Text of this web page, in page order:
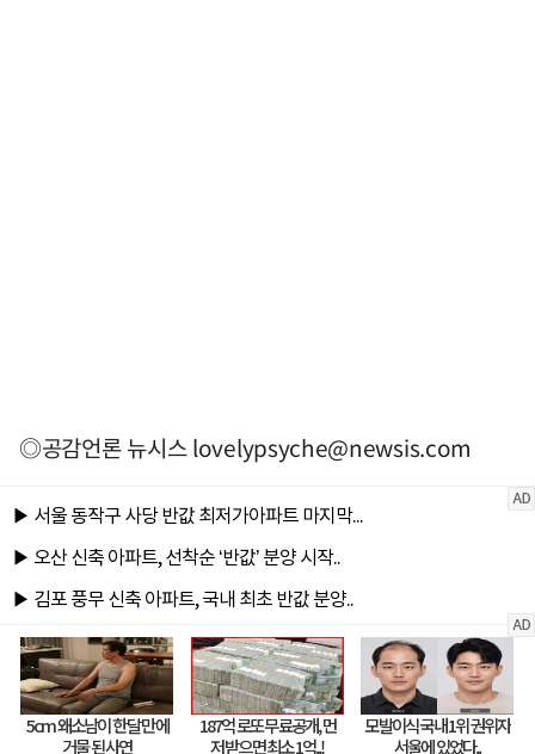
◎공감언론 뉴시스lovelypsyche@newsis.com